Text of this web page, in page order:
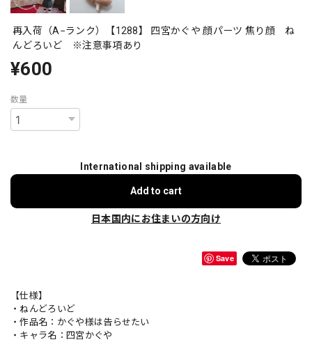
再入荷（A−ランク）【1288】 四宮かぐや 顔パーツ 焦り顔 ね
んどろいど ※注意事項あり
¥600
数量
International shipping available
Add to cart
日本国内にお住まいの方向け
Save
【仕様】
・ねんどろいど
・作品名：かぐや様は告らせたい
・キャラ名：四宮かぐや